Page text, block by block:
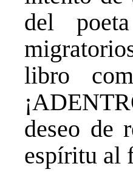
del
libro
deseo de
espíritu al